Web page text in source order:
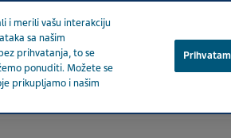
i merili vašu interakciju
sa našim
prihvatanja, to se
ponuditi. Možete se
prikupljamo i našim